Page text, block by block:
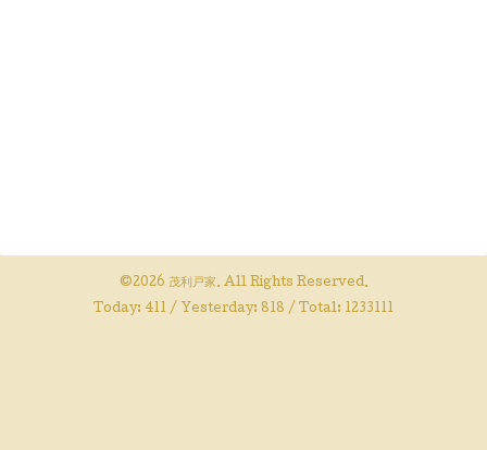
©2026 茂利戸家. All Rights Reserved.
Today: 411 / Yesterday: 818 / Total: 1233111